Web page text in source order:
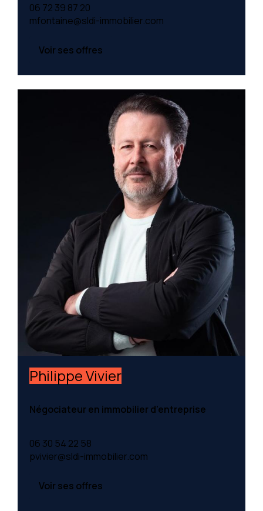
06 72 39 87 20
mfontaine@sldi-immobilier.com
Voir ses offres
Philippe Vivier
Négociateur en immobilier d'entreprise
06 30 54 22 58
pvivier@sldi-immobilier.com
Voir ses offres